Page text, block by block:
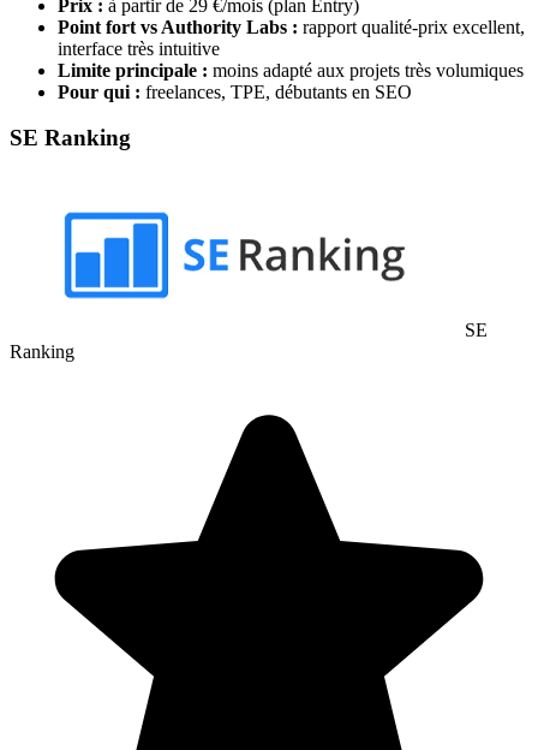
Prix : à partir de 29 €/mois (plan Entry)
Point fort vs Authority Labs : rapport qualité-prix excellent,
interface très intuitive
Limite principale : moins adapté aux projets très volumiques
Pour qui : freelances, TPE, débutants en SEO
SE Ranking
SE
Ranking